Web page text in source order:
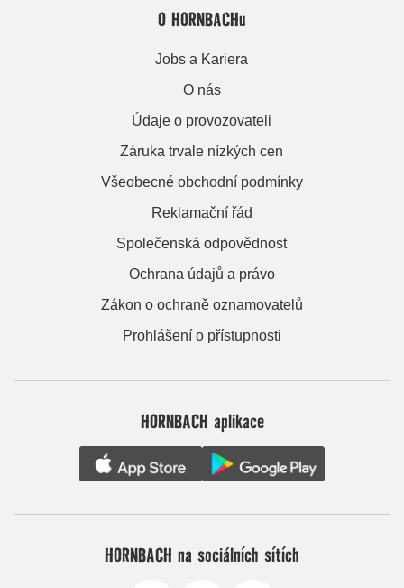
O HORNBACHu
Jobs a Kariera
O nás
Údaje o provozovateli
Záruka trvale nízkých cen
Všeobecné obchodní podmínky
Reklamační řád
Společenská odpovědnost
Ochrana údajů a právo
Zákon o ochraně oznamovatelů
Prohlášení o přístupnosti
HORNBACH aplikace
HORNBACH na sociálních sítích